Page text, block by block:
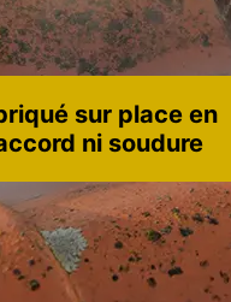
sur place en
ni soudure